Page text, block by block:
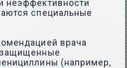
неэффективности
специальные
врача
защищенные
(например,